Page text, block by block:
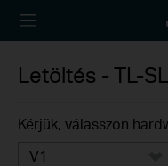
Letöltés -TL-
Kérjük, válasszon
V1